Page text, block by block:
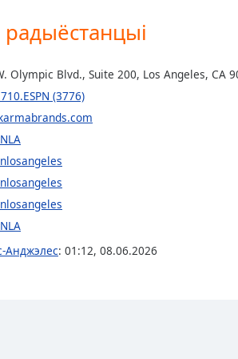
Olympic Blvd., Suite 200, Los Angeles, CA
(3776)
Анджэлес: 01:12, 08.06.2026